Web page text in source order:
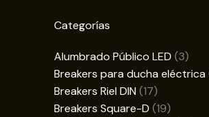
Categorías
Alumbrado Público LED 33
Breakers para ducha eléctrica
Breakers Riel DIN 1717
productos
Breakers Square-D 1919